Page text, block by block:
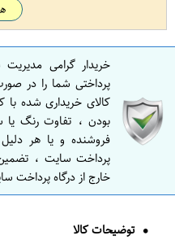
خریدار گرامی مدیریت
پرداختی شما را در
کالای خریداری شده
بودن ، تفاوت رنگ یا
فروشنده و یا هر
پرداخت سایت ،
خارج از درگاه پرداخت
توضیحات کالا